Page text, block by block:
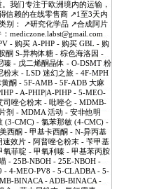
我们专注于欧洲境内的运输，
信赖的在线零售商 ↗️1至3天内
别： ↗️研究化学品 ↗️合成阿片
mediczone.labst@gmail.com
- 购买 A-PHP - 购买 GBL - 购
酮 S-异构体糖 - 棕色海洛因 -
嗪 - 戊二烯酮晶体 - O-DSMT 粉
末 - LSD 迷幻之旅 - 4F-MPH
酮 - 5F-AMB - 5F-ADB 大麻
- A-PHIP|A-PIHP - 5-MEO-
司唑仑粉末 - 吡唑仑 - MDMB-
剂 - MDMA 活动 - 安非他明
(3-CMC) - 氯苯那敏 (4-CMC) -
西酮 - 甲基卡西酮 - N-异丙基
效片 - 阿普唑仑粉末 - 苄甲基
氧菲啶 - 甲氧利嗪 - 甲基苯丙胺
- 25B-NBOH - 25E-NBOH -
- 4-MEO-PV8 - 5-CLADBA - 5-
BINACA - ADB-BINACA -